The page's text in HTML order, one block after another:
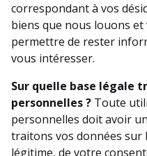
correspondant à vos
biens que nous louons
permettre de rester
vous intéresser.
Sur quelle base légale
personnelles ? Toute
personnelles doit avoir
traitons vos données
légitime, de votre